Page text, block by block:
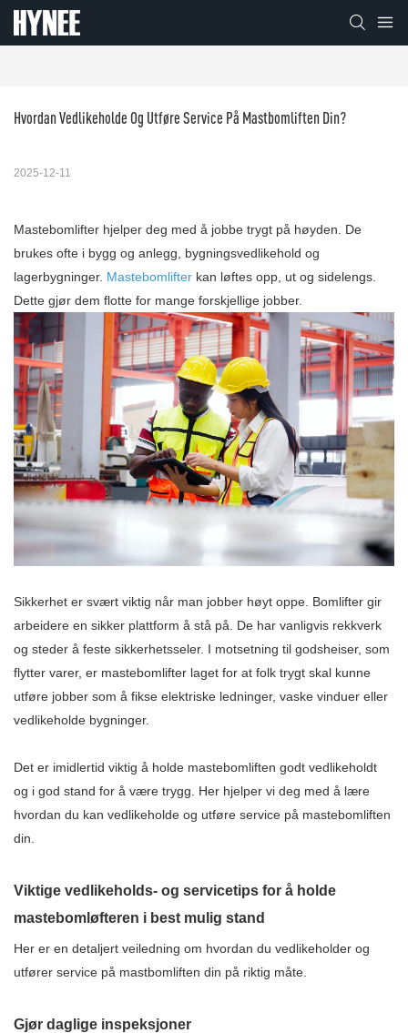
Hvordan Vedlikeholde Og Utføre Service På Mastbomliften Din?
2025-12-11
Mastebomlifter hjelper deg med å jobbe trygt på høyden. De
brukes ofte i bygg og anlegg, bygningsvedlikehold og
lagerbygninger. Mastebomlifter kan løftes opp, ut og sidelengs.
Dette gjør dem flotte for mange forskjellige jobber.
Sikkerhet er svært viktig når man jobber høyt oppe. Bomlifter gir
arbeidere en sikker plattform å stå på. De har vanligvis rekkverk
og steder å feste sikkerhetsseler. I motsetning til godsheiser, som
flytter varer, er mastebomlifter laget for at folk trygt skal kunne
utføre jobber som å fikse elektriske ledninger, vaske vinduer eller
vedlikeholde bygninger.
Det er imidlertid viktig å holde mastebomliften godt vedlikeholdt
og i god stand for å være trygg. Her hjelper vi deg med å lære
hvordan du kan vedlikeholde og utføre service på mastebomliften
din.
Viktige vedlikeholds- og servicetips for å holde
mastebomløfteren i best mulig stand
Her er en detaljert veiledning om hvordan du vedlikeholder og
utfører service på mastbomliften din på riktig måte.
Gjør daglige inspeksjoner